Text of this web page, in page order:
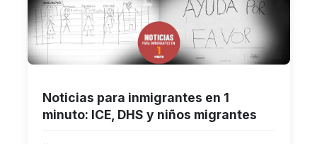
Noticias para inmigrantes en 1
minuto: ICE, DHS y niños migrantes